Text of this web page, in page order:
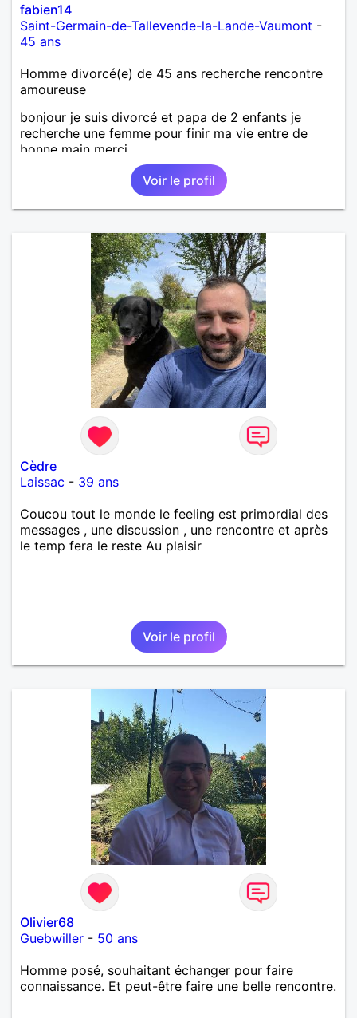
fabien14
Saint-Germain-de-Tallevende-la-Lande-Vaumont -
45 ans
Homme divorcé(e) de 45 ans recherche rencontre
amoureuse
bonjour je suis divorcé et papa de 2 enfants je
recherche une femme pour finir ma vie entre de
bonne main merci
Voir le profil
Cèdre
Laissac - 39 ans
Coucou tout le monde le feeling est primordial des
messages , une discussion , une rencontre et après
le temp fera le reste Au plaisir
Voir le profil
Olivier68
Guebwiller - 50 ans
Homme posé, souhaitant échanger pour faire
connaissance. Et peut-être faire une belle rencontre.